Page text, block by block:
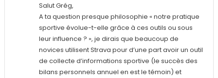
Salut Grég,
A ta question presque philosophie « notre pratique
sportive évolue-t-elle grâce à ces outils ou sous
leur influence ? », je dirais que beaucoup de
novices utilisent Strava pour d’une part avoir un outil
de collecte d’informations sportive (le succès des
bilans personnels annuel en est le témoin) et